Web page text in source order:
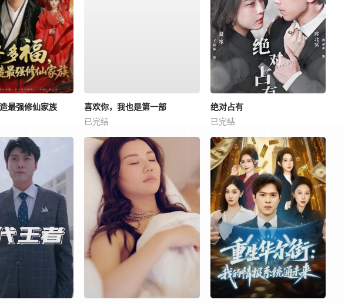
最强修仙家族
喜欢你，我也是第一部
已完结
绝对占有
已完结